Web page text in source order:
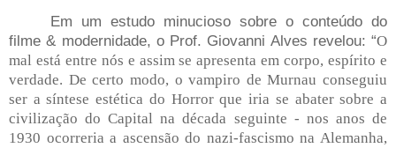
Em um estudo minucioso sobre o conteúdo do
filme & modernidade, o Prof. Giovanni Alves revelou: “O
mal está entre nós e assim se apresenta em corpo, espírito e
verdade. De certo modo, o vampiro de Murnau conseguiu
ser a síntese estética do Horror que iria se abater sobre a
civilização do Capital na década seguinte - nos anos de
1930 ocorreria a ascensão do nazi-fascismo na Alemanha,